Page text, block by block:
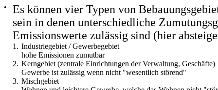
•
Es können vier Typen von
sein in denen unterschiedliche
Emissionswerte zulässig sind (hier
1. Industriegebiet / Gewerbegebiet
hohe Emissionen zumutbar
2. Kerngebiet (zentrale Einrichtungen der Verwaltung, Geschäfte)
Gewerbe ist zulässig wenn nicht "wesentlich störend"
3. Mischgebiet